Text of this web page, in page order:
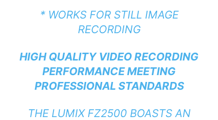
* WORKS FOR STILL IMAGE
RECORDING
HIGH QUALITY VIDEO RECORDING
PERFORMANCE MEETING
PROFESSIONAL STANDARDS
THE LUMIX FZ2500 BOASTS AN